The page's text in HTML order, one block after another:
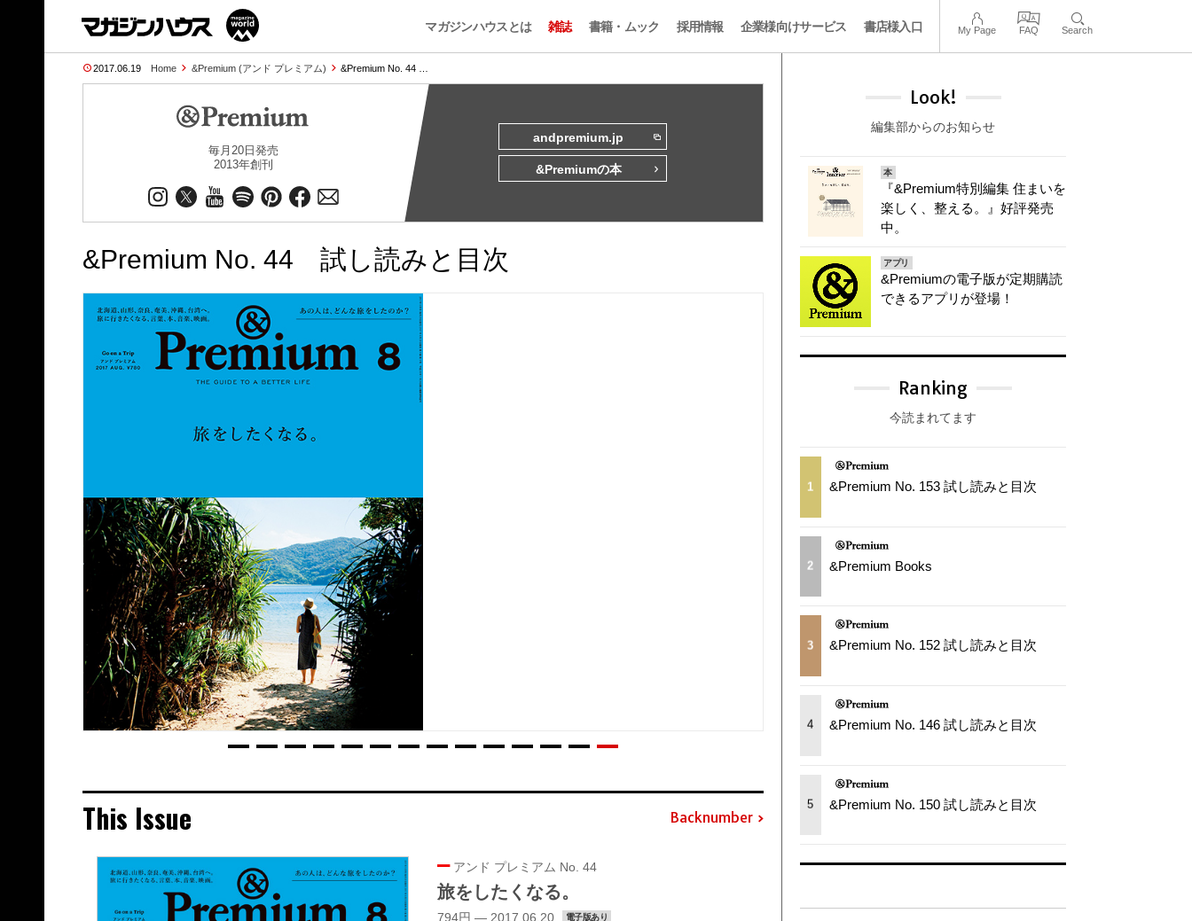
マガジンハウスとは 雑誌 書籍・ムック 採用情報 企業様向けサービス 書店様入口 My Page FAQ Search
2017.06.19 Home &Premium (アンド プレミアム) &Premium No. 44 …
毎月20日発売
2013年創刊
andpremium.jp
&Premiumの本
&Premium No. 44 試し読みと目次
This Issue Backnumber
アンド プレミアム No. 44
旅をしたくなる。
794円 — 2017.06.20 電子版あり
Look!
編集部からのお知らせ
本
『&Premium特別編集 住まいを
楽しく、整える。』好評発売
中。
アプリ
&Premiumの電子版が定期購読
できるアプリが登場！
Ranking
今読まれてます
1 &Premium No. 153 試し読みと目次
2 &Premium Books
3 &Premium No. 152 試し読みと目次
4 &Premium No. 146 試し読みと目次
5 &Premium No. 150 試し読みと目次